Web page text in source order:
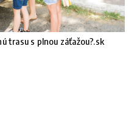
trasu s plnou záťažou?.sk